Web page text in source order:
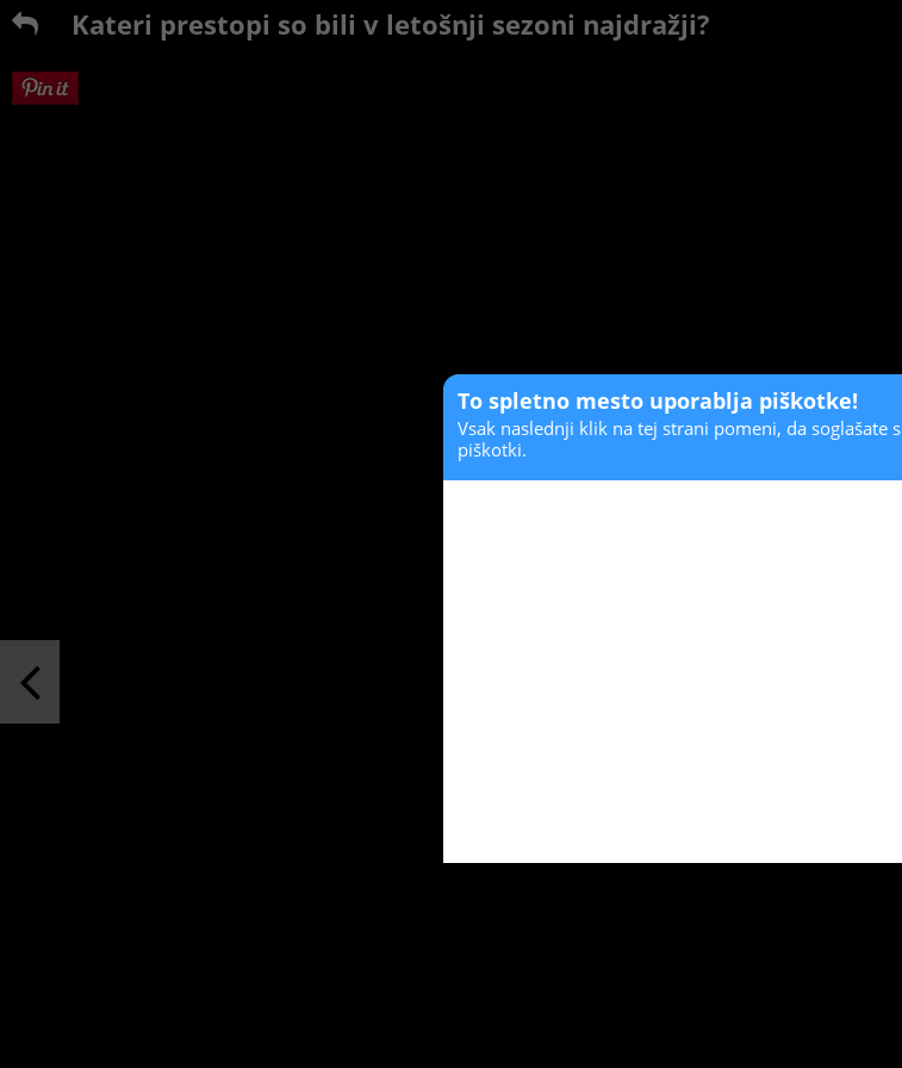
Kateri prestopi so bili v letošnji sezoni najdražji?
To spletno mesto uporablja piškotke!
Vsak naslednji klik na tej strani pomeni, da soglašate s
piškotki.